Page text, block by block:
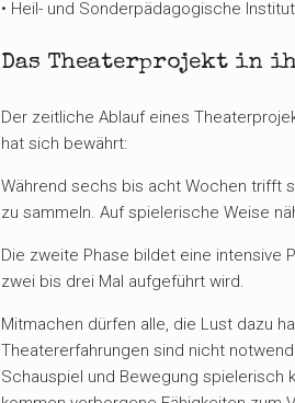
• Heil- und Sonderpädagogische
Das Theaterprojekt in
Der zeitliche Ablauf eines
hat sich bewährt:
Während sechs bis acht Wochen trifft
zu sammeln. Auf spielerische Weise
Die zweite Phase bildet eine
zwei bis drei Mal aufgeführt wird.
Mitmachen dürfen alle, die Lust dazu
Theatererfahrungen sind nicht
Schauspiel und Bewegung spielerisch